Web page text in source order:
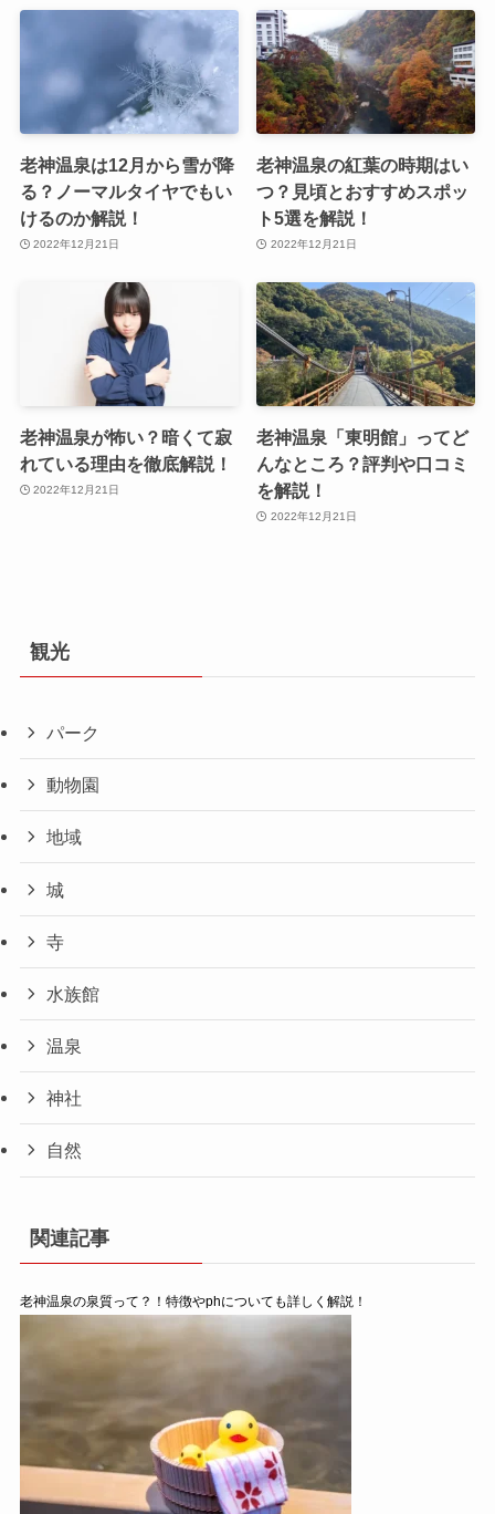
老神温泉は12月から雪が降
る？ノーマルタイヤでもい
けるのか解説！
2022年12月21日
老神温泉の紅葉の時期はい
つ？見頃とおすすめスポッ
ト5選を解説！
2022年12月21日
老神温泉が怖い？暗くて寂
れている理由を徹底解説！
2022年12月21日
老神温泉「東明館」ってど
んなところ？評判や口コミ
を解説！
2022年12月21日
観光
パーク
動物園
地域
城
寺
水族館
温泉
神社
自然
関連記事
老神温泉の泉質って？！特徴やphについても詳しく解説！